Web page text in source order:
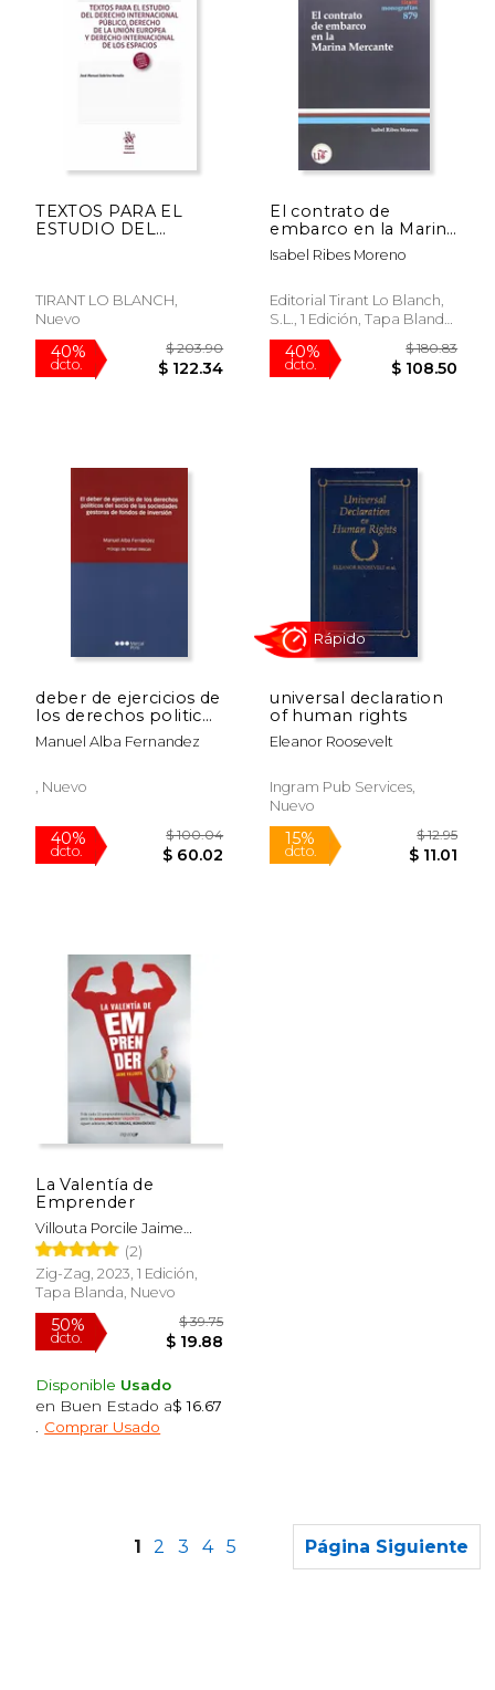
50%
dcto.
dcto.
TEXTOS PARA EL
ESTUDIO DEL
DE LA UN
TIRANT LO BLANCH,
Nuevo
El contrato de
embarco en la Marina
Mercante
(Monografías)
Isabel Ribes Moreno
Editorial Tirant Lo Blanch,
S.L., 1 Edición, Tapa Blanda,
Nuevo
deber de ejercicios de
los derechos politicos
del socio de las
sociedades gestor
Manuel Alba Fernandez
, Nuevo
universal declaration
of human rights
Eleanor Roosevelt
Ingram Pub Services,
Nuevo
La Valentía de
Emprender
Villouta Porcile Jaime
Orlando
(2)
Zig-Zag, 2023, 1 Edición,
Tapa Blanda, Nuevo
Disponible Usado
en Buen Estado a$ 16.67
Comprar Usado
1 2 3 4 5 Página Siguiente